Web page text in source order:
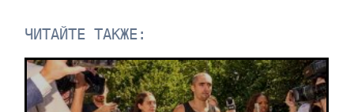
ЧИТАЙТЕ ТАКЖЕ: